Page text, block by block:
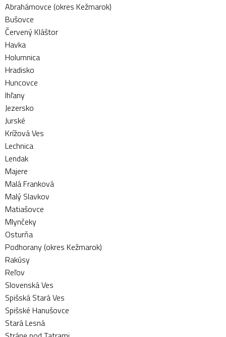
Abrahámovce (okres Kežmarok)
Bušovce
Červený Kláštor
Havka
Holumnica
Hradisko
Huncovce
Ihľany
Jezersko
Jurské
Krížová Ves
Lechnica
Lendak
Majere
Malá Franková
Malý Slavkov
Matiašovce
Mlynčeky
Osturňa
Podhorany (okres Kežmarok)
Rakúsy
Reľov
Slovenská Ves
Spišská Stará Ves
Spišské Hanušovce
Stará Lesná